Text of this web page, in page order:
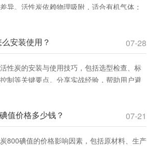
异。活性炭依赖物理吸附，适合有机气体；
安装使用？ 07-28
性炭的安装与使用技巧，包括选型检查、标
制等关键要点。分享实战经验，帮助用户避
值价格多少钱？ 07-21
800碘值的价格影响因素，包括原材料、生产